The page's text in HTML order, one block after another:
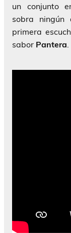
un conjunto
sobra
primera
sabor Pantera.